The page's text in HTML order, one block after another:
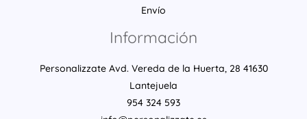
Envío
Información
Personalizzate Avd. Vereda de la Huerta, 28 41630
Lantejuela
954 324 593